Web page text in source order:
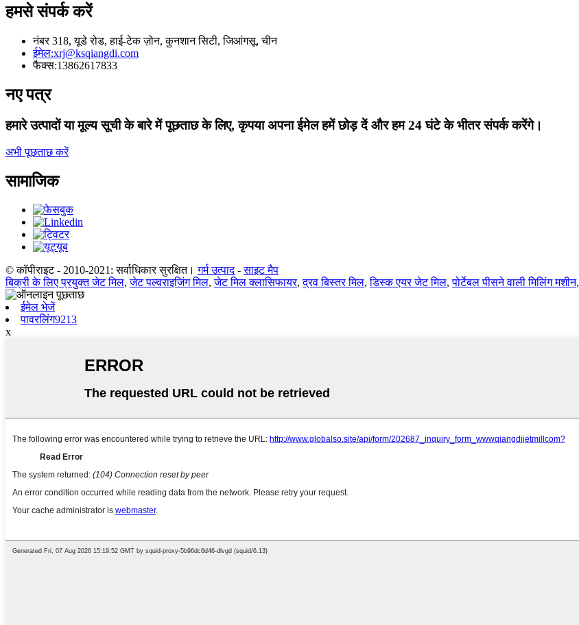
हमसे संपर्क करें
नंबर 318, यूडे रोड, हाई-टेक ज़ोन, कुनशान सिटी, जिआंगसू, चीन
ईमेल:xrj@ksqiangdi.com
फैक्स:13862617833
नए पत्र
हमारे उत्पादों या मूल्य सूची के बारे में पूछताछ के लिए, कृपया अपना ईमेल हमें छोड़ दें और हम 24 घंटे के भीतर संपर्क करेंगे।
अभी पूछताछ करें
सामाजिक
© कॉपीराइट - 2010-2021: सर्वाधिकार सुरक्षित। गर्म उत्पाद-साइट मैप
बिक्री के लिए प्रयुक्त जेट मिल,जेट पल्वराइजिंग मिल,जेट मिल क्लासिफायर,द्रव बिस्तर मिल,डिस्क एयर जेट मिल,पोर्टेबल पीसने वाली मिलिंग मशीन,
ईमेल भेजें
पावरलिंग9213
x